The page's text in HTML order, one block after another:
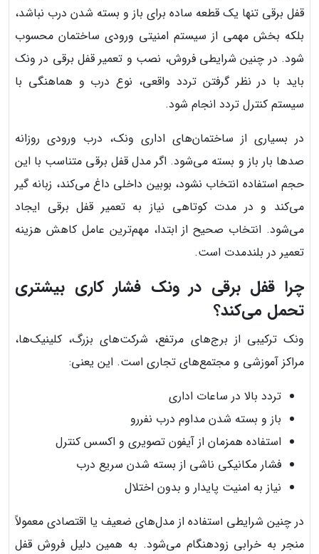
قفل برقی تنها یک قطعه ساده برای باز و بسته شدن درب نباشد،
بلکه بخش مهمی از سیستم امنیتی ورودی ساختمان محسوب
شود. در چنین شرایطی فروش، نصب و تعمیر قفل برقی در ونک
باید با در نظر گرفتن تردد واقعی، نوع درب و هماهنگی با
سیستم کنترل تردد انجام شود.
در بسیاری از ساختمان‌های اداری ونک، درب ورودی روزانه
صدها بار باز و بسته می‌شود. اگر مدل قفل برقی متناسب با این
حجم استفاده انتخاب نشود، بوبین داخلی داغ می‌کند، زبانه گیر
می‌کند و در مدت کوتاهی نیاز به تعمیر قفل برقی ایجاد
می‌شود. انتخاب صحیح از ابتدا، مهم‌ترین عامل کاهش هزینه
تعمیر در بلندمدت است.
چرا قفل برقی در ونک فشار کاری بیشتری
تحمل می‌کند؟
ونک ترکیبی از برج‌های مرتفع، شرکت‌های بزرگ، کلینیک‌ها،
مراکز آموزشی و مجتمع‌های تجاری است. این یعنی:
تردد بالا در ساعات اداری
باز و بسته شدن مداوم درب نفررو
استفاده همزمان از آیفون تصویری و اکسس کنترل
فشار مکانیکی ناشی از بسته شدن سریع درب
نیاز به امنیت پایدار و بدون اختلال
در چنین شرایطی استفاده از مدل‌های ضعیف یا اقتصادی معمولاً
منجر به خرابی زودهنگام می‌شود. به همین دلیل فروش قفل